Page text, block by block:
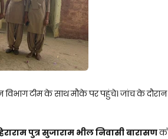
विभाग टीम के साथ मौके पर पहुंचे। जांच के
पुत्र सुजाराम भील निवासी बारासण